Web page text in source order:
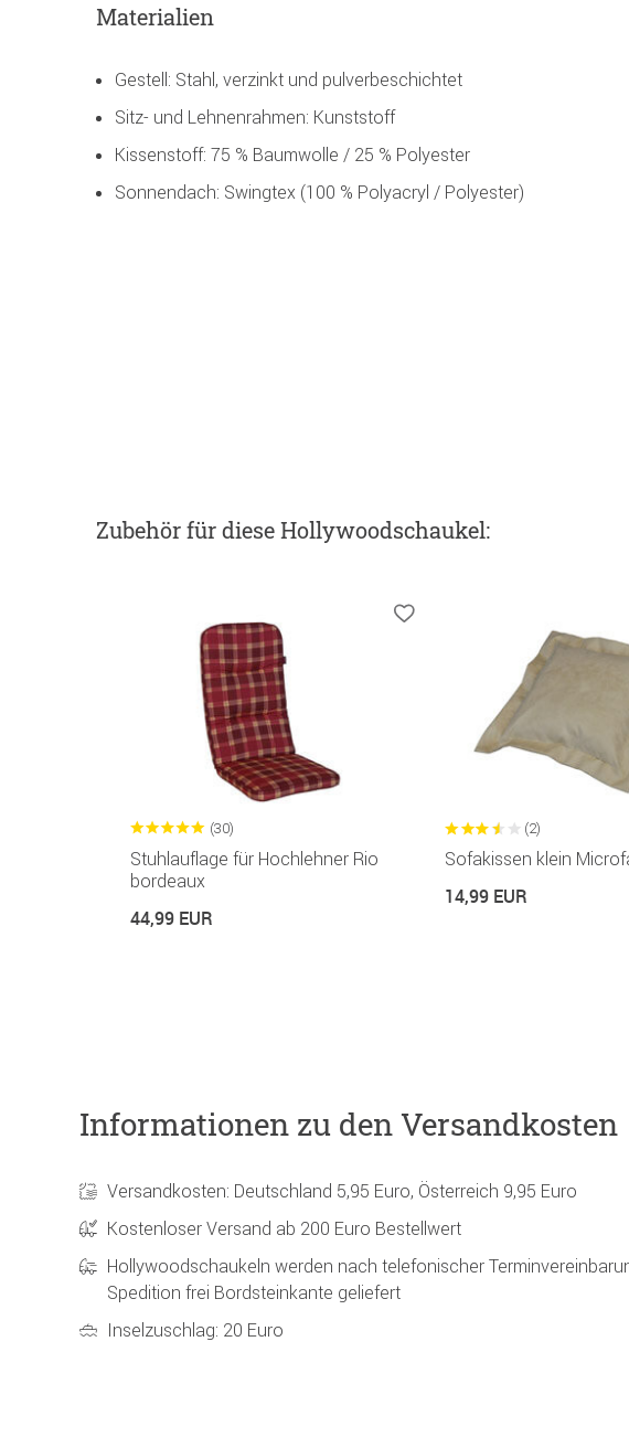
Materialien
Gestell: Stahl, verzinkt und pulverbeschichtet
Sitz- und Lehnenrahmen: Kunststoff
Kissenstoff: 75 % Baumwolle / 25 % Polyester
Sonnendach: Swingtex (100 % Polyacryl / Polyester)
Zubehörfür diese Hollywoodschaukel:
(30)
Stuhlauflage für Hochlehner Rio
bordeaux
44,99 EUR
(2)
Sofakissen klein
14,99 EUR
Informationen zu den Versandkosten
Versandkosten: Deutschland 5,95 Euro, Österreich 9,95 Euro
Kostenloser Versand ab 200 Euro Bestellwert
Hollywoodschaukeln werden nach telefonischer
Spedition frei Bordsteinkante geliefert
Inselzuschlag: 20 Euro